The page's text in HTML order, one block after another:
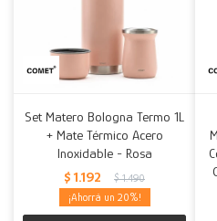
Set Matero Bologna Termo 1L
+ Mate Térmico Acero
Inoxidable - Rosa
$ 1.192 $ 1.490
20